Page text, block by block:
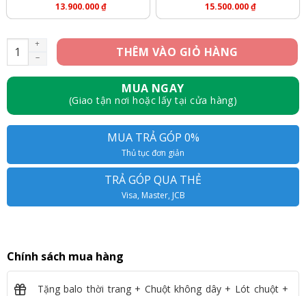
Gốc
15.000.000 ₫.
13.900.000₫
Giá
Tại
Là:
13.900.000 ₫.
Gốc
19.000.000 ₫.
15.500.000₫
Giá
Tại
Là:
ThinkPad P1 Gen 2 - Core i7 9750H, Ram 16GB, SSD 512GB,
THÊM VÀO GIỎ HÀNG
MUA NGAY
(Giao tận nơi hoặc lấy tại cửa hàng)
MUA TRẢ GÓP 0%
Thủ tục đơn giản
TRẢ GÓP QUA THẺ
Visa, Master, JCB
Chính sách mua hàng
Tặng balo thời trang + Chuột không dây + Lót chuột +